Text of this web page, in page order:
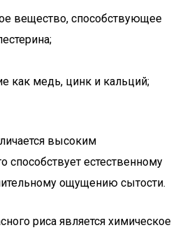
вещество, способствующее
как медь, цинк и кальций;
высоким
способствует естественному
ощущению сытости.
риса является химическое